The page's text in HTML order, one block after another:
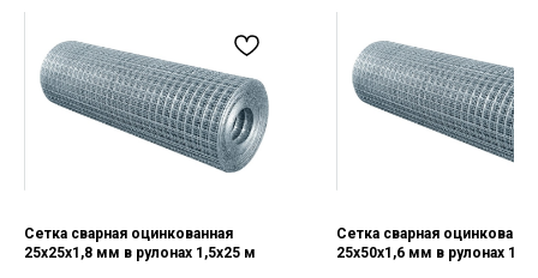
Сетка сварная оцинкованная
25х25х1,8 мм в рулонах 1,5х25 м
Сетка сварная
25х50х1,6 мм в рулонах